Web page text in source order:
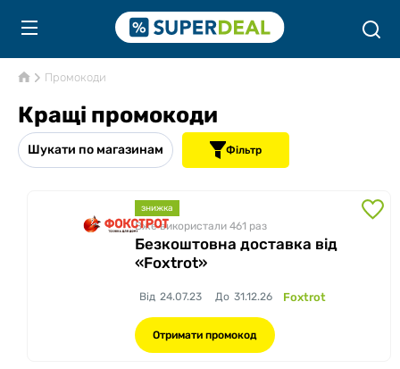
Промокоди
Кращі промокоди
Шукати по магазинам Фільтр
знижка
Вже використали 461 раз
Безкоштовна доставка від
«Foxtrot»
Від 24.07.23 До 31.12.26 Foxtrot
Отримати промокод